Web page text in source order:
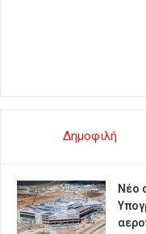
Δημοφιλή
Νέο